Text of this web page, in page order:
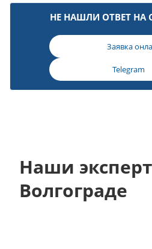
НЕ НАШЛИ ОТВЕТ НА
Заявка
Telegram
Наши
Волгограде